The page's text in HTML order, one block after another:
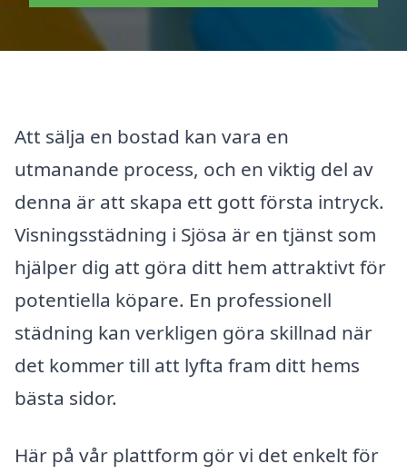
Att sälja en bostad kan vara en
utmanande process, och en viktig del av
denna är att skapa ett gott första intryck.
Visningsstädning i Sjösa är en tjänst som
hjälper dig att göra ditt hem attraktivt för
potentiella köpare. En professionell
städning kan verkligen göra skillnad när
det kommer till att lyfta fram ditt hems
bästa sidor.
Här på vår plattform gör vi det enkelt för